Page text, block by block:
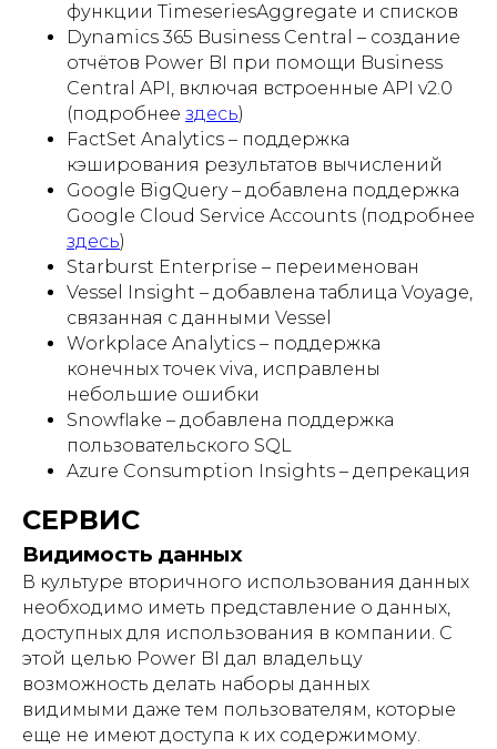
функции TimeseriesAggregate и списков
Dynamics 365 Business Central – создание
отчётов Power BI при помощи Business
Central API, включая встроенные API v2.0
(подробнее здесь)
FactSet Analytics – поддержка
кэширования результатов вычислений
Google BigQuery – добавлена поддержка
Google Cloud Service Accounts (подробнее
здесь)
Starburst Enterprise – переименован
Vessel Insight – добавлена таблица Voyage,
связанная с данными Vessel
Workplace Analytics – поддержка
конечных точек viva, исправлены
небольшие ошибки
Snowflake – добавлена поддержка
пользовательского SQL
Azure Consumption Insights – депрекация
СЕРВИС
Видимость данных
В культуре вторичного использования данных
необходимо иметь представление о данных,
доступных для использования в компании. С
этой целью Power BI дал владельцу
возможность делать наборы данных
видимыми даже тем пользователям, которые
еще не имеют доступа к их содержимому.